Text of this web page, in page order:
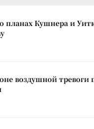
планах Кушнера и
воздушной тревоги